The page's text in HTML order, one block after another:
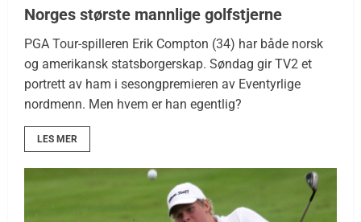
Norges største mannlige golfstjerne
PGA Tour-spilleren Erik Compton (34) har både norsk
og amerikansk statsborgerskap. Søndag gir TV2 et
portrett av ham i sesongpremieren av Eventyrlige
nordmenn. Men hvem er han egentlig?
LES MER